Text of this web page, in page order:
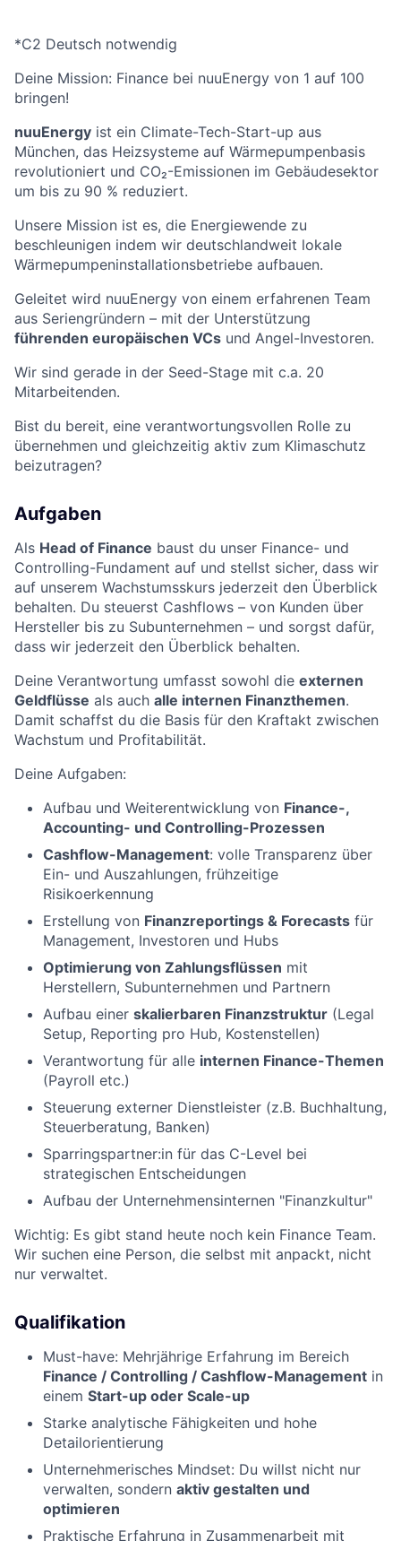
*C2 Deutsch notwendig
Deine Mission: Finance bei nuuEnergy von 1 auf 100
bringen!
nuuEnergy ist ein Climate-Tech-Start-up aus
München, das Heizsysteme auf Wärmepumpenbasis
revolutioniert und CO₂-Emissionen im Gebäudesektor
um bis zu 90 % reduziert.
Unsere Mission ist es, die Energiewende zu
beschleunigen indem wir deutschlandweit lokale
Wärmepumpeninstallationsbetriebe aufbauen.
Geleitet wird nuuEnergy von einem erfahrenen Team
aus Seriengründern – mit der Unterstützung
führenden europäischen VCs und Angel-Investoren.
Wir sind gerade in der Seed-Stage mit c.a. 20
Mitarbeitenden.
Bist du bereit, eine verantwortungsvollen Rolle zu
übernehmen und gleichzeitig aktiv zum Klimaschutz
beizutragen?
Aufgaben
Als Head of Finance baust du unser Finance- und
Controlling-Fundament auf und stellst sicher, dass wir
auf unserem Wachstumsskurs jederzeit den Überblick
behalten. Du steuerst Cashflows – von Kunden über
Hersteller bis zu Subunternehmen – und sorgst dafür,
dass wir jederzeit den Überblick behalten.
Deine Verantwortung umfasst sowohl die externen
Geldflüsse als auch alle internen Finanzthemen.
Damit schaffst du die Basis für den Kraftakt zwischen
Wachstum und Profitabilität.
Deine Aufgaben:
Aufbau und Weiterentwicklung von Finance-,
Accounting- und Controlling-Prozessen
Cashflow-Management: volle Transparenz über
Ein- und Auszahlungen, frühzeitige
Risikoerkennung
Erstellung von Finanzreportings & Forecasts für
Management, Investoren und Hubs
Optimierung von Zahlungsflüssen mit
Herstellern, Subunternehmen und Partnern
Aufbau einer skalierbaren Finanzstruktur (Legal
Setup, Reporting pro Hub, Kostenstellen)
Verantwortung für alle internen Finance-Themen
(Payroll etc.)
Steuerung externer Dienstleister (z.B. Buchhaltung,
Steuerberatung, Banken)
Sparringspartner:in für das C-Level bei
strategischen Entscheidungen
Aufbau der Unternehmensinternen "Finanzkultur"
Wichtig: Es gibt stand heute noch kein Finance Team.
Wir suchen eine Person, die selbst mit anpackt, nicht
nur verwaltet.
Qualifikation
Must-have: Mehrjährige Erfahrung im Bereich
Finance / Controlling / Cashflow-Management in
einem Start-up oder Scale-up
Starke analytische Fähigkeiten und hohe
Detailorientierung
Unternehmerisches Mindset: Du willst nicht nur
verwalten, sondern aktiv gestalten und
optimieren
Praktische Erfahrung in Zusammenarbeit mit